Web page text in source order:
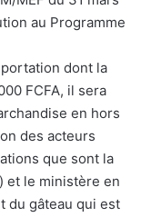
au Programme
dont la
FCFA, il sera
en hors
des acteurs
que sont la
et le ministère en
du gâteau qui est